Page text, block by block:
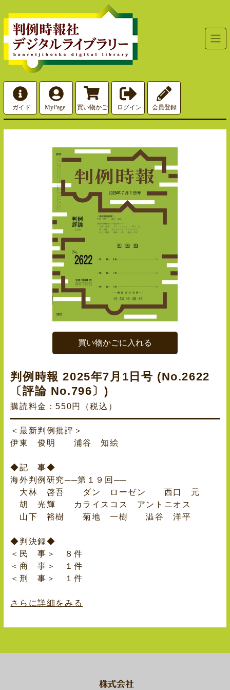
買い物かごに入れる
判例時報 2025年7月1日号 (No.2622
〔評論 No.796〕)
購読料金：550円（税込）
＜最新判例批評＞
伊東 俊明 浦谷 知絵
◆記 事◆
海外判例研究──第１９回──
大林 啓吾 ダン ローゼン 西口 元
胡 光輝 カライスコス アントニオス
山下 裕樹 菊地 一樹 澁谷 洋平
◆判決録◆
＜民 事＞ ８件
＜商 事＞ １件
＜刑 事＞ １件
さらに詳細をみる